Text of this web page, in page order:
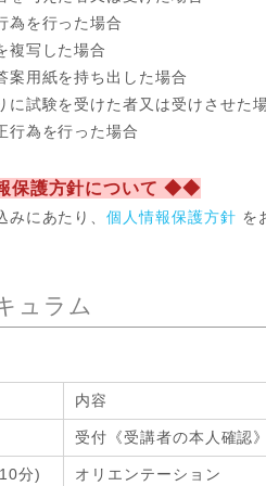
為を行った場合
複写した場合
案用紙を持ち出した場合
に試験を受けた者又は受けさせた
行為を行った場合
保護方針について ◆◆
みにあたり、個人情報保護方針 を
ュラム
内容
受付《受講者の本人確認》
分) オリエンテーション